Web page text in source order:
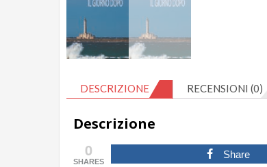
DESCRIZIONE RECENSIONI (0)
Descrizione
0
SHARES
Share